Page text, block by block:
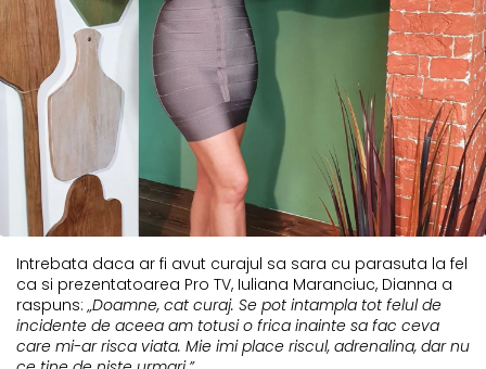
Intrebata daca ar fi avut curajul sa sara cu parasuta la fel
ca si prezentatoarea Pro TV, Iuliana Maranciuc, Dianna a
raspuns: „Doamne, cat curaj. Se pot intampla tot felul de
incidente de aceea am totusi o frica inainte sa fac ceva
care mi-ar risca viata. Mie imi place riscul, adrenalina, dar nu